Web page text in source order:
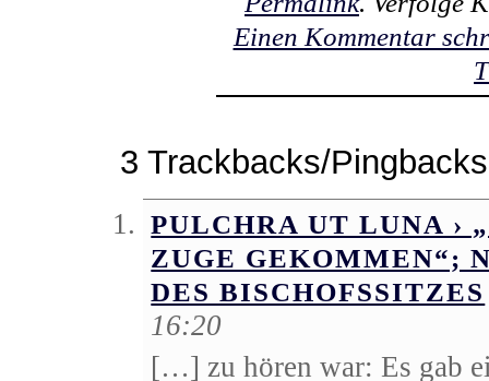
Einen Kommentar
3 Trackbacks/Pingbacks
PULCHRA UT LUNA ›
ZUGE GEKOMMEN“;
DES BISCHOFSSITZES
16:20
[…] zu hören war: Es gab